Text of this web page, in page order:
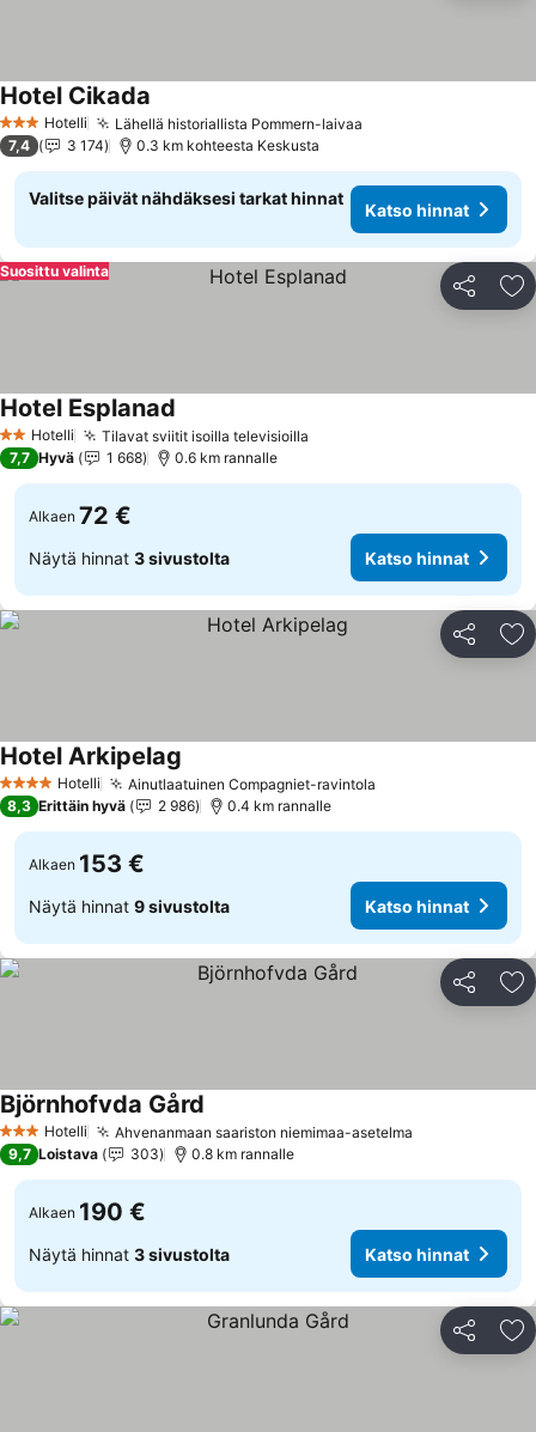
3 Tähtiluokitus
Hotelli Lähellä historiallista Pommern-laivaa
Hotel Cikada
7,4 3 174 0.3 km kohteesta Keskusta
Valitse päivät nähdäksesi tarkat hinnat
Katso hinnat
Jaa
Suosittu valinta
2 Tähtiluokitus
Hotelli Tilavat sviitit isoilla televisioilla
Hotel Esplanad
7,7 Hyvä 1 668 0.6 km rannalle
Alkaen 72 €
Näytä hinnat 3 sivustolta Katso hinnat
Jaa
4 Tähtiluokitus
Hotelli Ainutlaatuinen Compagniet-ravintola
Hotel Arkipelag
8,3 Erittäin hyvä 2 986 0.4 km rannalle
Alkaen 153 €
Näytä hinnat 9 sivustolta Katso hinnat
Jaa
3 Tähtiluokitus
Hotelli Ahvenanmaan saariston niemimaa-asetelma
Björnhofvda Gård
9,7 Loistava 303 0.8 km rannalle
Alkaen 190 €
Näytä hinnat 3 sivustolta Katso hinnat
Jaa